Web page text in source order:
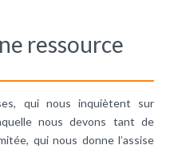
ressource
qui nous inquiètent sur
nous devons tant de
qui nous donne l’assise